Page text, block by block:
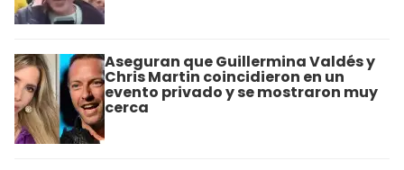
Aseguran que Guillermina Valdés y
Chris Martin coincidieron en un
evento privado y se mostraron muy
cerca